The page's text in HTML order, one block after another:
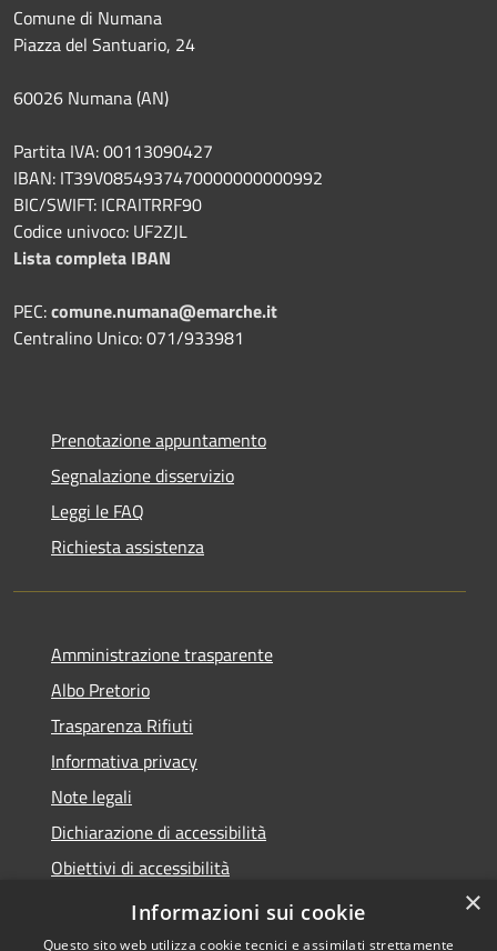
Comune di Numana
Piazza del Santuario, 24
60026 Numana (AN)
Partita IVA: 00113090427
IBAN: IT39V0854937470000000000992
BIC/SWIFT: ICRAITRRF90
Codice univoco: UF2ZJL
Lista completa IBAN
PEC:comune.numana@emarche.it
Centralino Unico: 071/933981
Prenotazione appuntamento
Segnalazione disservizio
Leggi le FAQ
Richiesta assistenza
Amministrazione trasparente
Albo Pretorio
Trasparenza Rifiuti
Informativa privacy
Note legali
Dichiarazione di accessibilità
Obiettivi di accessibilità
Whistleblowing
×
Informazioni sui cookie
Questo sito web utilizza cookie tecnici e assimilati strettamente